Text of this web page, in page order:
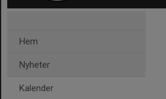
Hem
Nyheter
Kalender